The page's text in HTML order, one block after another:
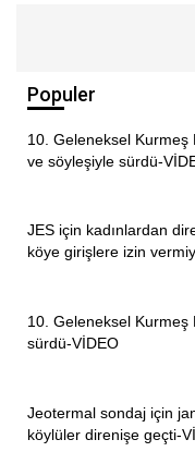
Populer
10. Geleneksel
ve söyleşiyle sürdü-
JES için kadınlardan
köye girişlere izin
10. Geleneksel
sürdü-VİDEO
Jeotermal sondaj için
köylüler direnişe geçti-